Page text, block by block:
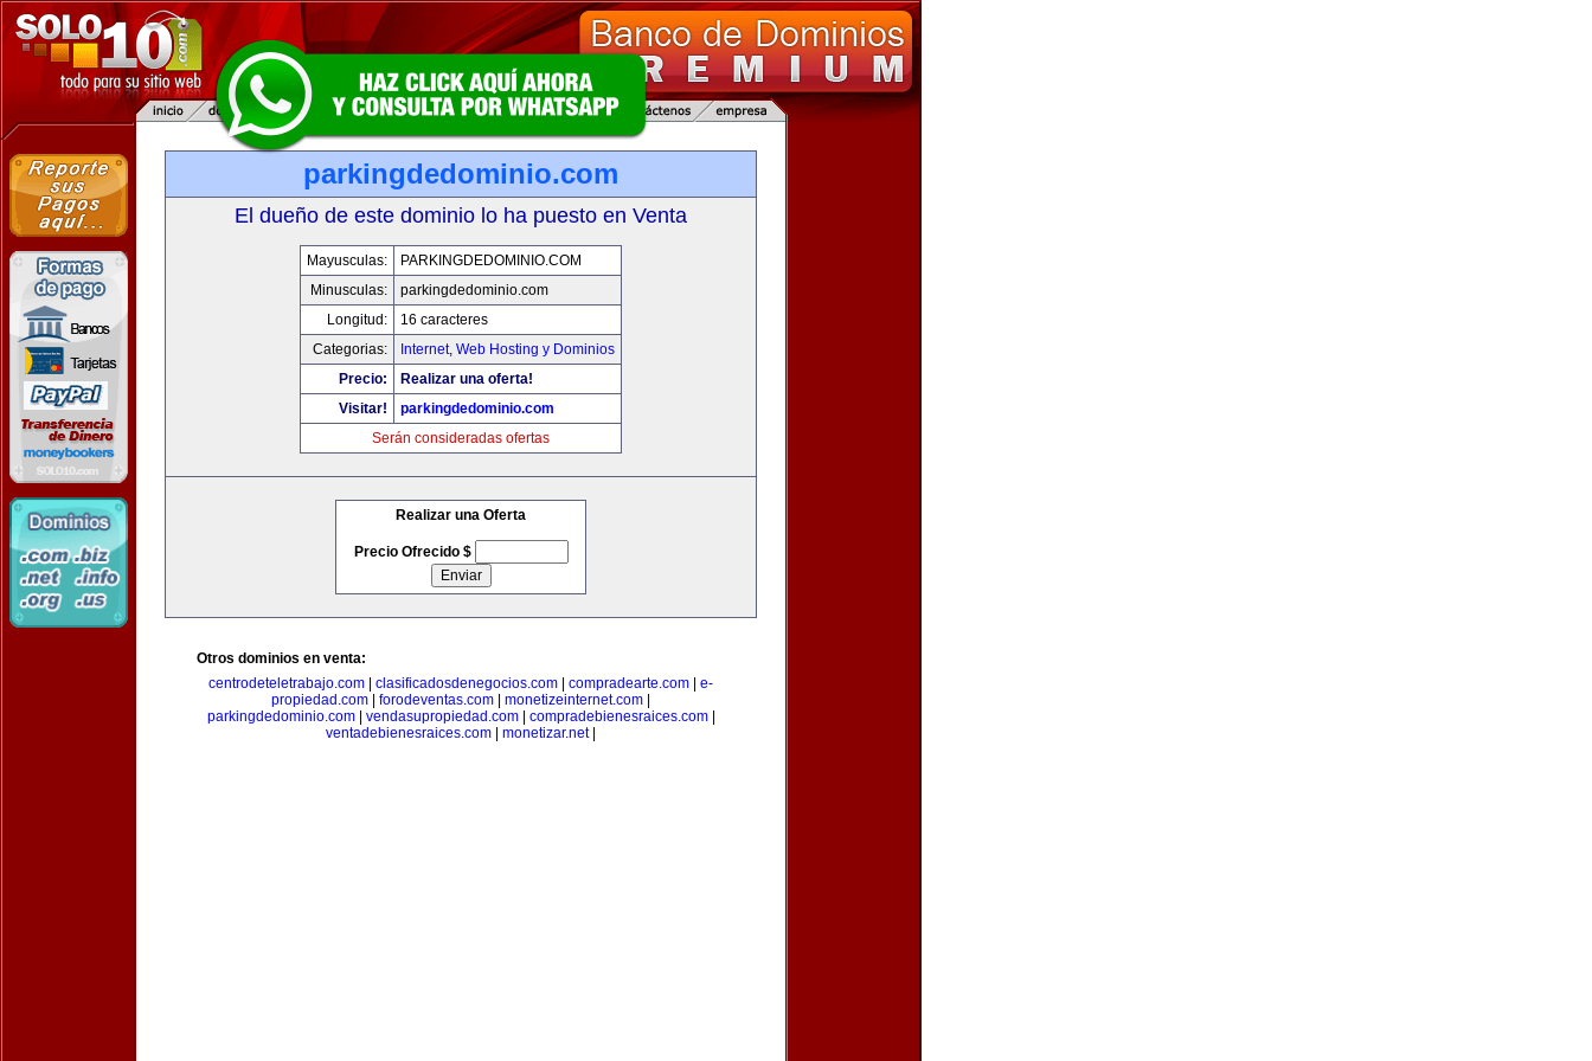
parkingdedominio.com
El dueño de este dominio lo ha puesto en Venta
Mayusculas:
PARKINGDEDOMINIO.COM
Minusculas:
parkingdedominio.com
Longitud:
16 caracteres
Categorias:
Internet, Web Hosting y Dominios
Precio:
Realizar una oferta!
Visitar!
parkingdedominio.com
Serán consideradas ofertas
Realizar una Oferta
Precio Ofrecido $
Otros dominios en venta:
centrodeteletrabajo.com
clasificadosdenegocios.com compradearte.com
e-
propiedad.com
forodeventas.com monetizeinternet.com
parkingdedominio.com| vendasupropiedad.com| compradebienesraices.com|
ventadebienesraices.com
monetizar.net|